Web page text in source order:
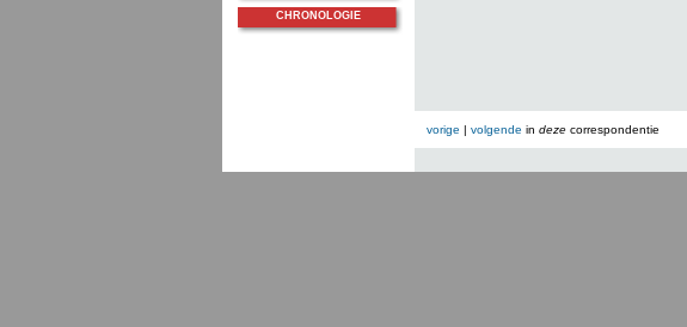
vorige | volgende in dezecorrespondentie
CHRONOLOGIE